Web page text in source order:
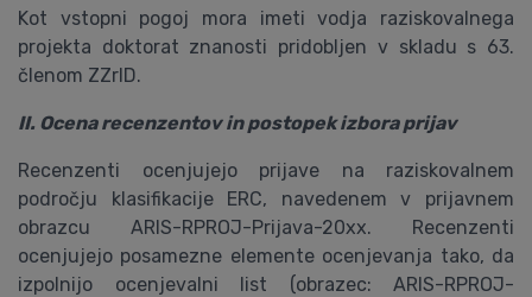
Kot vstopni pogoj mora imeti vodja raziskovalnega
projekta doktorat znanosti pridobljen v skladu s 63.
členom ZZrID.
II. Ocena recenzentov in postopek izbora prijav
Recenzenti ocenjujejo prijave na raziskovalnem
področju klasifikacije ERC, navedenem v prijavnem
obrazcu ARIS-RPROJ-Prijava-20xx. Recenzenti
ocenjujejo posamezne elemente ocenjevanja tako, da
izpolnijo ocenjevalni list (obrazec: ARIS-RPROJ-